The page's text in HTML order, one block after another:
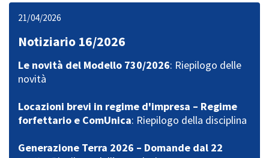
21/04/2026
Notiziario 16/2026
Le novità del Modello 730/2026: Riepilogo delle
novità
Locazioni brevi in regime d'impresa – Regime
forfettario e ComUnica: Riepilogo della disciplina
Generazione Terra 2026 – Domande dal 22